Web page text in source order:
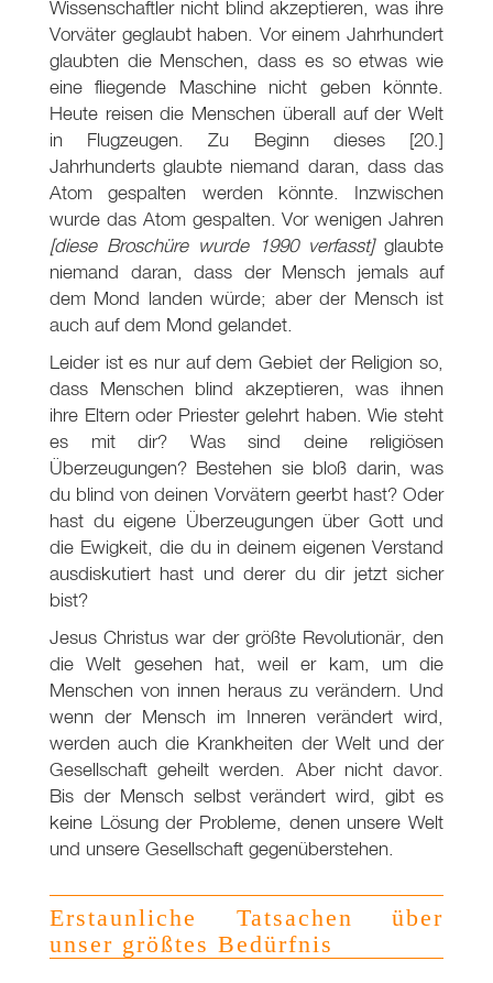
Wissenschaftler nicht blind akzeptieren, was ihre
Vorväter geglaubt haben. Vor einem Jahrhundert
glaubten die Menschen, dass es so etwas wie
eine fliegende Maschine nicht geben könnte.
Heute reisen die Menschen überall auf der Welt
in Flugzeugen. Zu Beginn dieses [20.]
Jahrhunderts glaubte niemand daran, dass das
Atom gespalten werden könnte. Inzwischen
wurde das Atom gespalten. Vor wenigen Jahren
[diese Broschüre wurde 1990 verfasst]glaubte
niemand daran, dass der Mensch jemals auf
dem Mond landen würde; aber der Mensch ist
auch auf dem Mond gelandet.
Leider ist es nur auf dem Gebiet der Religion so,
dass Menschen blind akzeptieren, was ihnen
ihre Eltern oder Priester gelehrt haben. Wie steht
es mit dir? Was sind deine religiösen
Überzeugungen? Bestehen sie bloß darin, was
du blind von deinen Vorvätern geerbt hast? Oder
hast du eigene Überzeugungen über Gott und
die Ewigkeit, die du in deinem eigenen Verstand
ausdiskutiert hast und derer du dir jetzt sicher
bist?
Jesus Christus war der größte Revolutionär, den
die Welt gesehen hat, weil er kam, um die
Menschen von innen heraus zu verändern. Und
wenn der Mensch im Inneren verändert wird,
werden auch die Krankheiten der Welt und der
Gesellschaft geheilt werden. Aber nicht davor.
Bis der Mensch selbst verändert wird, gibt es
keine Lösung der Probleme, denen unsere Welt
und unsere Gesellschaft gegenüberstehen.
Erstaunliche Tatsachen über
unser größtes Bedürfnis